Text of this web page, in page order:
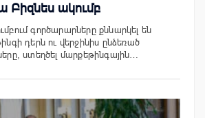
Բիզնես ակումբ
գործարարները քննարկել են
դերն ու վերջինիս ընձեռած
ստեղծել մարքեթինգային…